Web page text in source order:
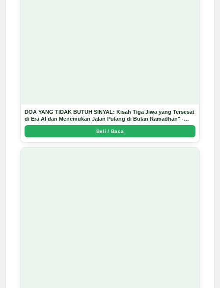
DOA YANG TIDAK BUTUH SINYAL: Kisah Tiga Jiwa yang Tersesat
di Era AI dan Menemukan Jalan Pulang di Bulan Ramadhan" -
Arda Dinata
Beli / Baca